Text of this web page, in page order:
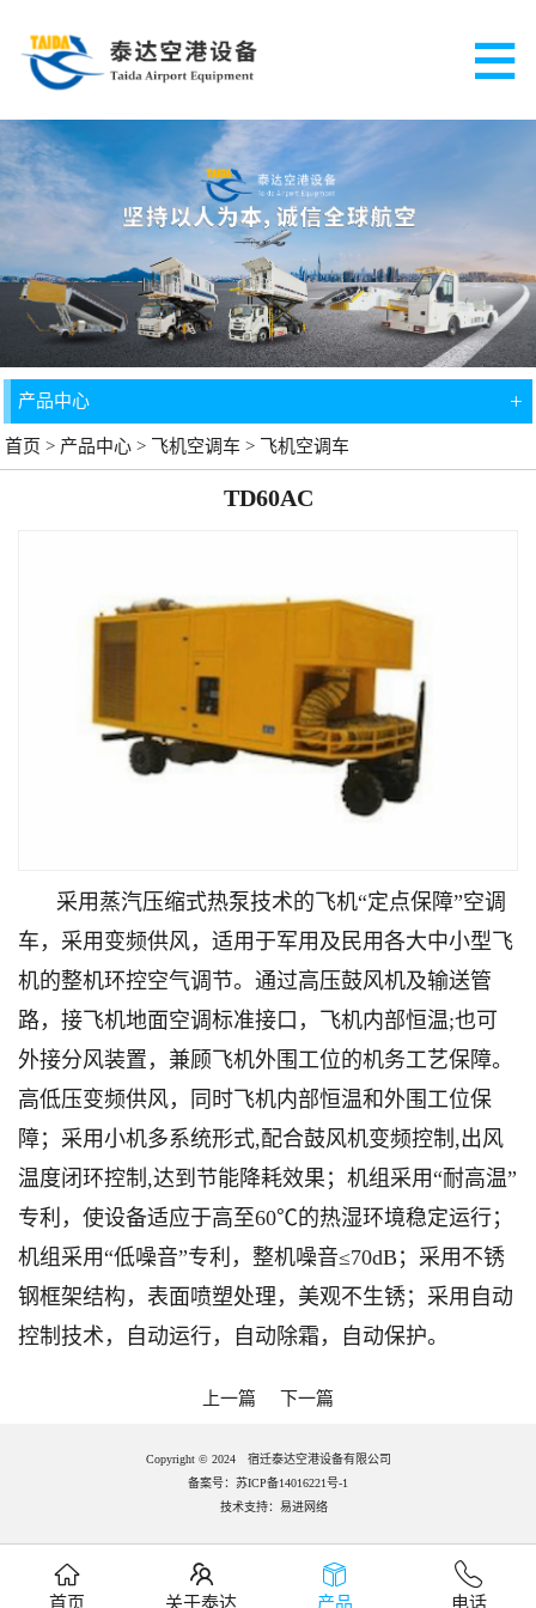
产品中心 +
首页 > 产品中心 > 飞机空调车 > 飞机空调车
TD60AC
采用蒸汽压缩式热泵技术的飞机“定点保障”空调
车，采用变频供风，适用于军用及民用各大中小型飞
机的整机环控空气调节。通过高压鼓风机及输送管
路，接飞机地面空调标准接口，飞机内部恒温;也可
外接分风装置，兼顾飞机外围工位的机务工艺保障。
高低压变频供风，同时飞机内部恒温和外围工位保
障；采用小机多系统形式,配合鼓风机变频控制,出风
温度闭环控制,达到节能降耗效果；机组采用“耐高温”
专利，使设备适应于高至60℃的热湿环境稳定运行；
机组采用“低噪音”专利，整机噪音≤70dB；采用不锈
钢框架结构，表面喷塑处理，美观不生锈；采用自动
控制技术，自动运行，自动除霜，自动保护。
上一篇 下一篇
Copyright © 2024 宿迁泰达空港设备有限公司
备案号：苏ICP备14016221号-1
技术支持： 易进网络
首页 关于泰达 产品 电话